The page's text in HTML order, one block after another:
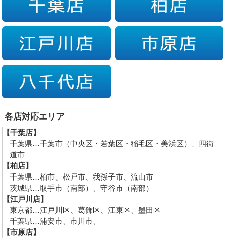
各店対応エリア
【千葉店】
千葉県…千葉市（中央区・若葉区・稲毛区・美浜区）、四街
道市
【柏店】
千葉県…柏市、松戸市、我孫子市、流山市
茨城県…取手市（南部）、守谷市（南部）
【江戸川店】
東京都…江戸川区、葛飾区、江東区、墨田区
千葉県…浦安市、市川市、
【市原店】